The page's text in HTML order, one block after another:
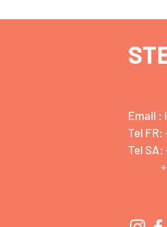
Email :
Tel FR:
Tel SA:
+27